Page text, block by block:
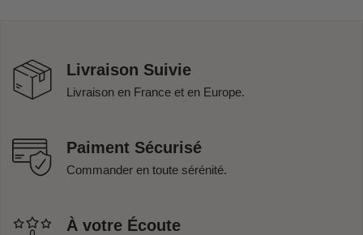
Livraison Suivie
Livraison en France et en Europe.
Paiment Sécurisé
Commander en toute sérénité.
À votre Écoute